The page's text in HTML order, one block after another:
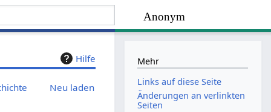
Anonym
Hilfe
Neu laden
Mehr
Links auf diese Seite
Änderungen an verlinkten
Seiten